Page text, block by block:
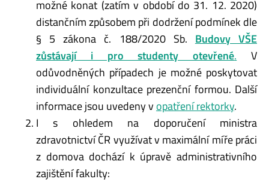
možné konat (zatím v období do 31. 12. 2020)
distančním způsobem při dodržení podmínek dle
§ 5 zákona č. 188/2020 Sb. Budovy VŠE
zůstávají i pro studenty otevřené. V
odůvodněných případech je možné poskytovat
individuální konzultace prezenční formou. Další
informace jsou uvedeny v opatření rektorky.
I s ohledem na doporučení ministra
zdravotnictví ČR využívat v maximální míře práci
z domova dochází k úpravě administrativního
zajištění fakulty: